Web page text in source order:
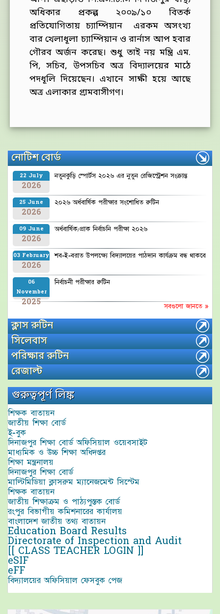
অধিকার প্রকল্প ২০০৯/১০ বিতর্ক
প্রতিযোগিতায় চ্যাম্পিয়ান এরকম অসংখ্য
বার খেলাধূলা চ্যাম্পিয়ান ও রার্নাস আপ হবার
গৌরব অর্জন করেছ। শুধু তাই নয় মন্ত্রি এম.
পি, সচিব, উপসচিব অত্র বিদ্যালয়ের মাঠে
পদধূলি দিয়েছেন। এখানে সাক্ষী হয়ে আছে
অত্র এলাকার গ্রামবাসীগণ।
নোটিশ বোর্ড
22 July
2026
নতুনকুড়ি স্পোর্টস ২০২৬ এর নুতুন রেজিস্ট্রেশন সংক্রান্ত
25 June
2026
২০২৬ অর্ধবার্ষিক পরীক্ষার সংশোধিত রুটিন
09 June
2026
অর্ধবার্ষিক/প্রাক নির্বাচনি পরীক্ষা ২০২৬
03 February
2026
শব-ই-বরাত উপলক্ষ্যে বিদ্যালয়ের পাঠদান কার্যক্রম বন্ধ থাকবে
06
November
2025
নির্বাচনী পরীক্ষার রুটিন
সবগুলো জানতে »
ক্লাস রুটিন
সিলেবাস
পরিক্ষার রুটিন
রেজাল্ট
গুরুত্বপূর্ণ লিঙ্ক
শিক্ষক বাতায়ন
জাতীয় শিক্ষা বোর্ড
ই-বুক
দিনাজপুর শিক্ষা বোর্ড অফিসিয়াল ওয়েবসাইট
মাধ্যমিক ও উচ্চ শিক্ষা অধিদপ্তর
শিক্ষা মন্ত্রনালয়
দিনাজপুর শিক্ষা বোর্ড
মাল্টিমিডিয়া ক্লাসরুম ম্যানেজমেন্ট সিস্টেম
শিক্ষক বাতায়ন
জাতীয় শিক্ষাক্রম ও পাঠ্যপুস্তক বোর্ড
রংপুর বিভাগীয় কমিশনারের কার্যালয়
বাংলাদেশ জাতীয় তথ্য বাতায়ন
Education Board Results
Directorate of Inspection and Audit
[[ CLASS TEACHER LOGIN ]]
eSIF
eFF
বিদ্যালয়ের অফিসিয়াল ফেসবুক পেজ